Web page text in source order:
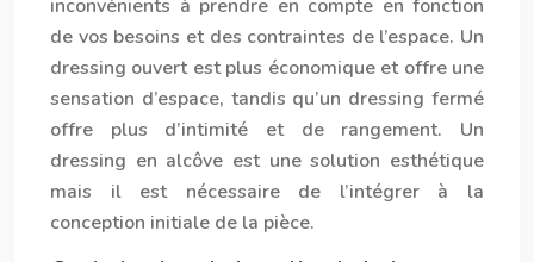
inconvénients à prendre en compte en fonction
de vos besoins et des contraintes de l’espace. Un
dressing ouvert est plus économique et offre une
sensation d’espace, tandis qu’un dressing fermé
offre plus d’intimité et de rangement. Un
dressing en alcôve est une solution esthétique
mais il est nécessaire de l’intégrer à la
conception initiale de la pièce.